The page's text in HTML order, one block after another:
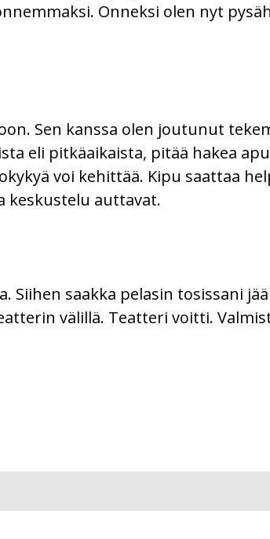
Onneksi olen nyt
Sen kanssa olen joutunut
eli pitkäaikaista, pitää hakea
voi kehittää. Kipu saattaa
keskustelu auttavat.
saakka pelasin tosissani
välillä. Teatteri voitti.